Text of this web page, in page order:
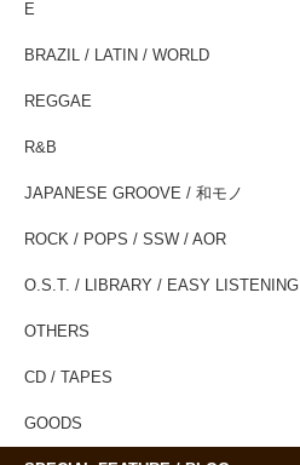
E
BRAZIL / LATIN / WORLD
REGGAE
R&B
JAPANESE GROOVE / 和モノ
ROCK / POPS / SSW / AOR
O.S.T. / LIBRARY / EASY LISTENING
OTHERS
CD / TAPES
GOODS